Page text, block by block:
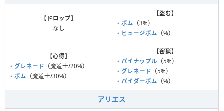
【 ドロップ】
なし
【盗む】
・ ボム （3%）
・ ヒュージボム （%）
【心得】
・ グレネード （魔道士/20%）
・ ボム （魔道士/30%）
【密猟】
・ パイナップル （5%）
・ グレネード （5%）
・ パイダーボム （%）
アリエス